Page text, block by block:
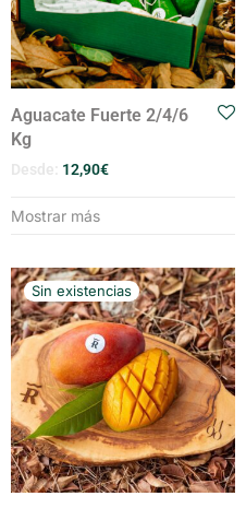
Aguacate Fuerte 2/4/6
Kg
Desde: 12,90€
Mostrar más